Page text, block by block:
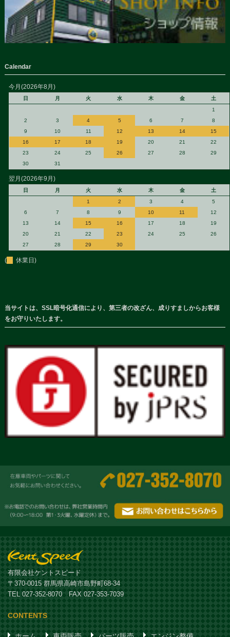
Calendar
今月(2026年8月)
日 月 火 水 木 金
土
1
2
3 4 5 6 7
8
9
10 11 12 13 14
15
16
17 18 19 20 21
22
23
24 25 26 27 28
29
30
31
翌月(2026年9月)
日 月 火 水 木 金
土
1
2 3 4
5
6
7 8 9 10 11
12
13
14 15 16 17 18
19
20
21 22 23 24 25
26
27
28 29 30
( 休業日)
当サイトは、SSL暗号化通信により、第三者の改ざん、成りすましからお客様
をお守りいたします。
有限会社ケントスピード
〒370-0015 群馬県高崎市島野町68-34
TEL 027-352-8070 FAX 027-353-7039
CONTENTS